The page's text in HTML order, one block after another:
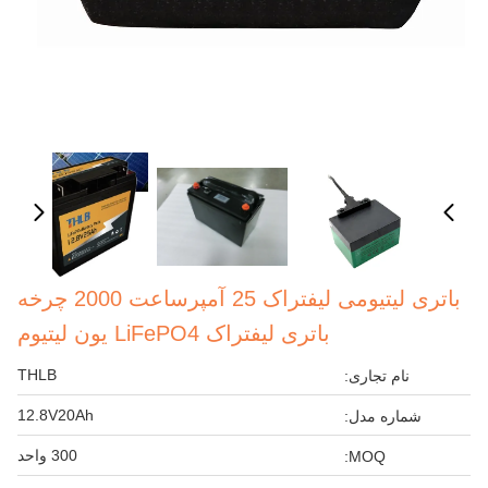
باتری لیتیومی لیفتراک 25 آمپرساعت 2000 چرخه
باتری لیفتراک LiFePO4 یون لیتیوم
نام تجاری: THLB
شماره مدل: 12.8V20Ah
MOQ: 300 واحد